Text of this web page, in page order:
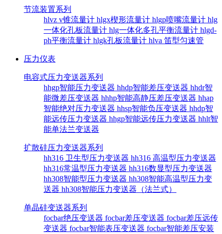
节流装置系列
hlvz v锥流量计 hlgx楔形流量计 hlgp喷嘴流量计 hlg
一体化孔板流量计 hlg一体化多孔平衡流量计 hlgd-
ph平衡流量计 hlgk孔板流量计 hlva 笛型匀速管
压力仪表
电容式压力变送器系列
hhgp智能压力变送器 hhdp智能差压变送器 hhdr智
能微差压变送器 hhhp智能高静压差压变送器 hhap
智能绝对压力变送器 hhsp智能负压变送器 hhdp智
能远传压力变送器 hhgp智能远传压力变送器 hhlt智
能单法兰变送器
扩散硅压力变送器系列
hh316 卫生型压力变送器 hh316 高温型压力变送器
hh316常温型压力变送器 hh316数显型压力变送器
hh308智能型压力变送器 hh308智能高温型压力变
送器 hh308智能压力变送器（法兰式）
单晶硅变送器系列
focbar绝压变送器 focbar差压变送器 focbar差压远传
变送器 focbar智能表压变送器 focbar智能差压安装